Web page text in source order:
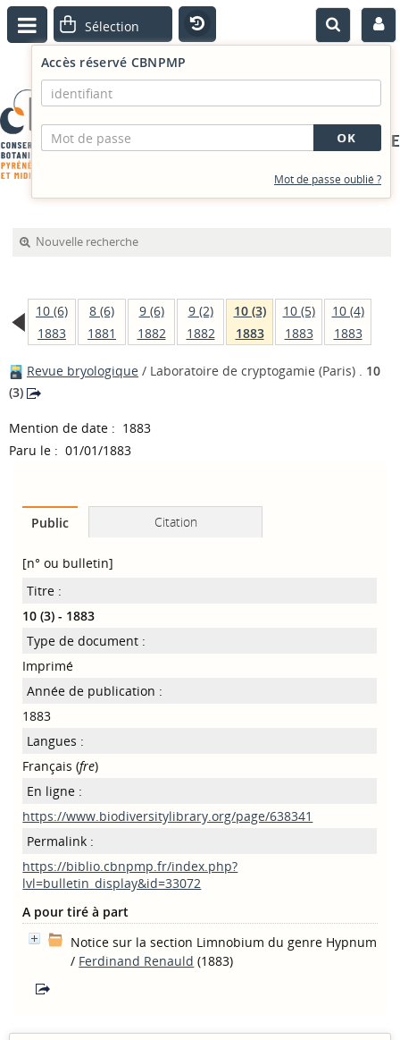
PORTAIL DOCUMENTAIRE
Accès réservé CBNPMP
Mot de passe oublié ?
Nouvelle recherche
10 (6)
1883
8 (6)
1881
9 (6)
1882
9 (2)
1882
10 (3)
1883
10 (5)
1883
10 (4)
1883
Revue bryologique / Laboratoire de cryptogamie (Paris) . 10
(3)
Mention de date : 1883
Paru le : 01/01/1883
Public Citation
[n° ou bulletin]
Titre :
10 (3) - 1883
Type de document :
Imprimé
Année de publication :
1883
Langues :
Français (fre)
En ligne :
https://www.biodiversitylibrary.org/page/638341
Permalink :
https://biblio.cbnpmp.fr/index.php?
lvl=bulletin_display&id=33072
A pour tiré à part
Notice sur la section Limnobium du genre Hypnum
/ Ferdinand Renauld (1883)